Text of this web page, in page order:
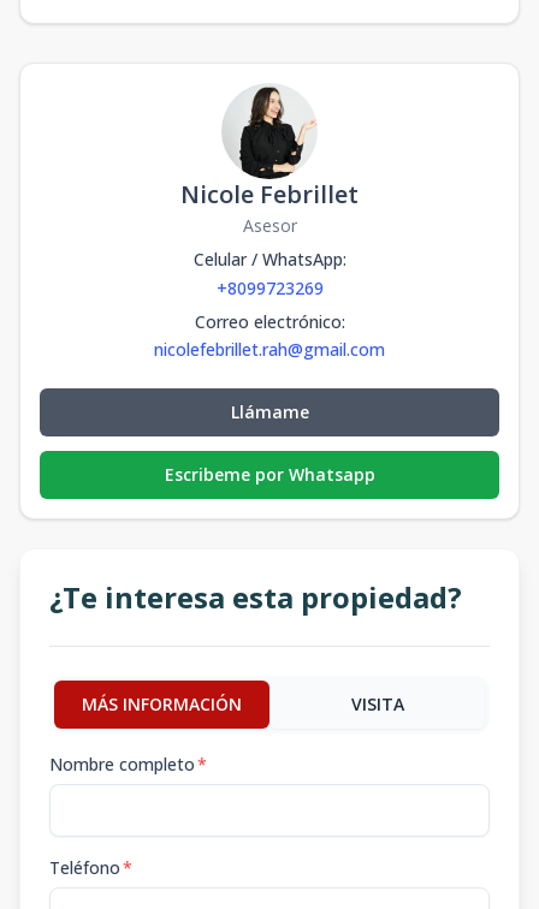
Nicole Febrillet
Asesor
Celular / WhatsApp:
+8099723269
Correo electrónico:
nicolefebrillet.rah@gmail.com
Llámame
Escribeme por Whatsapp
¿Te interesa esta propiedad?
MÁS INFORMACIÓN VISITA
Nombre completo*
Teléfono*